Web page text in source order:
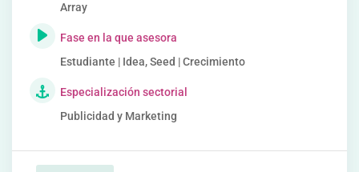
Array
Fase en la que asesora
Estudiante | Idea, Seed | Crecimiento
Especialización sectorial
Publicidad y Marketing